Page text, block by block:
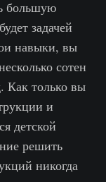
большую
задачей
навыки, вы
сотен
Как только вы
и
детской
решить
никогда